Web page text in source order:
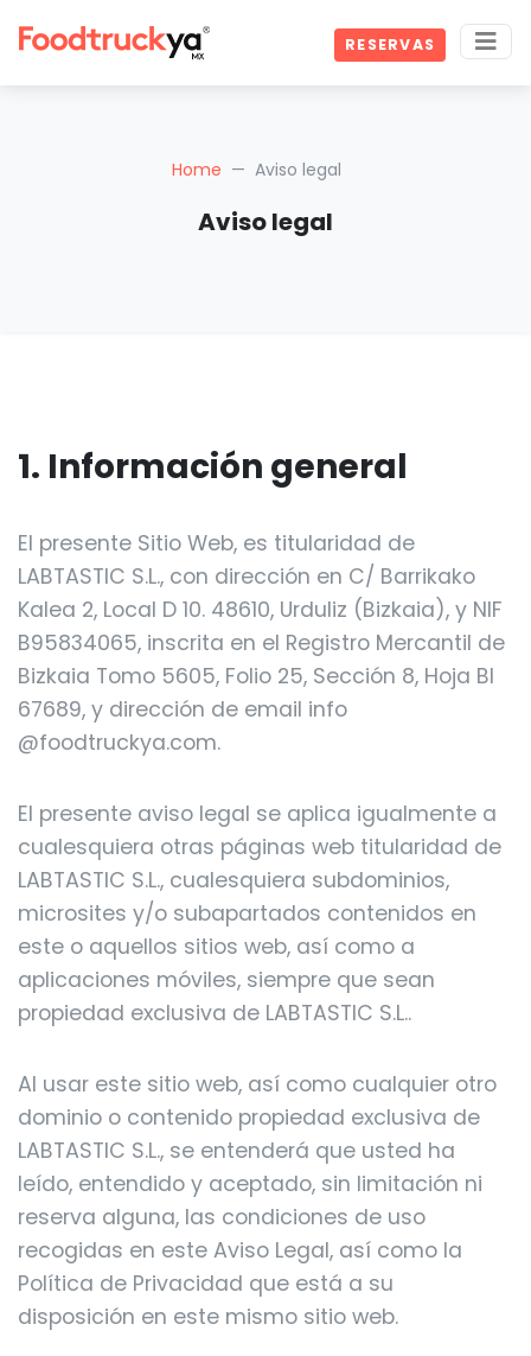
RESERVAS
Home Aviso legal
Aviso legal
1. Información general
El presente Sitio Web, es titularidad de
LABTASTIC S.L., con dirección en C/ Barrikako
Kalea 2, Local D 10. 48610, Urduliz (Bizkaia), y NIF
B95834065, inscrita en el Registro Mercantil de
Bizkaia Tomo 5605, Folio 25, Sección 8, Hoja BI
67689, y dirección de email info
@foodtruckya.com.
El presente aviso legal se aplica igualmente a
cualesquiera otras páginas web titularidad de
LABTASTIC S.L., cualesquiera subdominios,
microsites y/o subapartados contenidos en
este o aquellos sitios web, así como a
aplicaciones móviles, siempre que sean
propiedad exclusiva de LABTASTIC S.L..
Al usar este sitio web, así como cualquier otro
dominio o contenido propiedad exclusiva de
LABTASTIC S.L., se entenderá que usted ha
leído, entendido y aceptado, sin limitación ni
reserva alguna, las condiciones de uso
recogidas en este Aviso Legal, así como la
Política de Privacidad que está a su
disposición en este mismo sitio web.